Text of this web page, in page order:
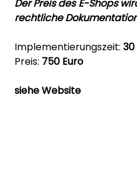
Der Preis des E-Shops
rechtliche
Implementierungszeit:
Preis: 750 Euro
siehe Website